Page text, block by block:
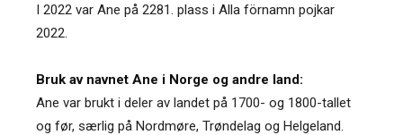
I 2022 var Ane på 2281. plass i Alla förnamn pojkar
2022.
Bruk av navnet Ane i Norge og andre land:
Ane var brukt i deler av landet på 1700- og 1800-tallet
og før, særlig på Nordmøre, Trøndelag og Helgeland.